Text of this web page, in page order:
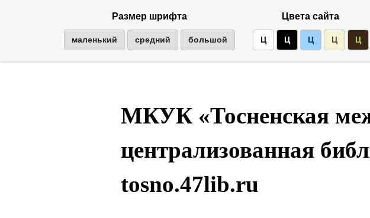
Размер шрифта
маленький средний большой
Цвета сайта
Ц Ц Ц Ц Ц
МКУК «Тосненская
централизованная
tosno.47lib.ru